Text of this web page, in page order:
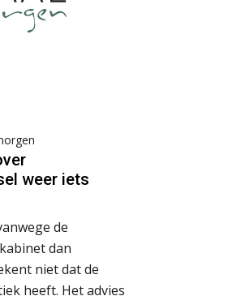
weer iets
de
dan
niet dat de
heeft. Het advies